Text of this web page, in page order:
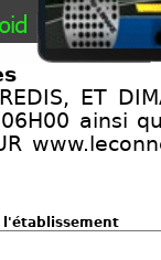
ET
ainsi
l'établissement